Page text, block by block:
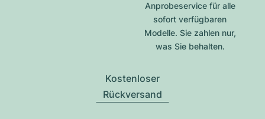
Anprobeservice für alle
sofort verfügbaren
Modelle. Sie zahlen nur,
was Sie behalten.
Kostenloser
Rückversand